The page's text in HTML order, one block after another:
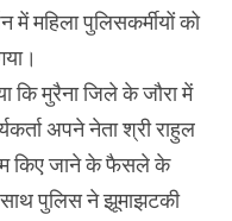
महिला पुलिसकर्मीयों को
कि मुरैना जिले के जौरा में
अपने नेता श्री राहुल
किए जाने के फैसले के
पुलिस ने झूमाझटकी